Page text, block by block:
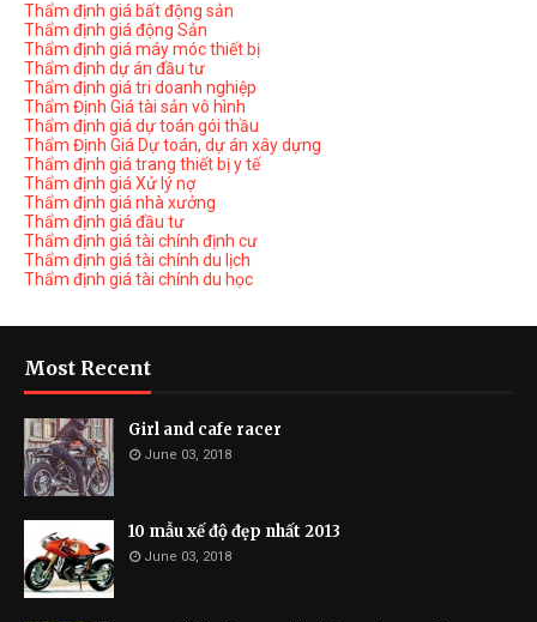
Thẩm định giá bất động sản
Thẩm định giá động Sản
Thẩm định giá máy móc thiết bị
Thẩm định dự án đầu tư
Thẩm định giá tri doanh nghiệp
Thẩm Định Giá tài sản vô hình
Thẩm định giá dự toán gói thầu
Thẩm Định Giá Dự toán, dự án xây dựng
Thẩm định giá trang thiết bị y tế
Thẩm định giá Xử lý nợ
Thẩm định giá nhà xưởng
Thẩm định giá đầu tư
Thẩm định giá tài chính định cư
Thẩm định giá tài chính du lịch
Thẩm định giá tài chính du học
Most Recent
Girl and cafe racer
June 03, 2018
10 mẫu xế độ đẹp nhất 2013
June 03, 2018